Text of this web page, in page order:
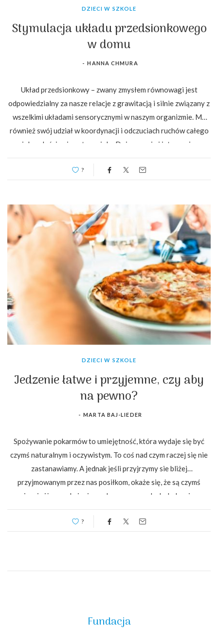
DZIECI W SZKOLE
Stymulacja układu przedsionkowego
w domu
- HANNA CHMURA
Układ przedsionkowy – zwany zmysłem równowagi jest
odpowiedzialny za nasze relacje z grawitacją i silnie związany z
wszelkimi układami sensorycznymi w naszym organizmie. Ma
również swój udział w koordynacji i odczuciach ruchów całego
ciała, właściwej postury ciała. Dojrzewanie i integracja…
?
DZIECI W SZKOLE
Jedzenie łatwe i przyjemne, czy aby
na pewno?
- MARTA BAJ-LIEDER
Spożywanie pokarmów to umiejętność, która wydaje się być
czymś naturalnym i oczywistym. To coś nad czym raczej się nie
zastanawiamy. A jednak jeśli przyjrzymy sie bliżej
przyjmowanym przez nas posiłkom, okaże się, że są czymś
więcej niż zaspokajaniem odczuwanego głodu.Jedzenie…
?
Fundacja